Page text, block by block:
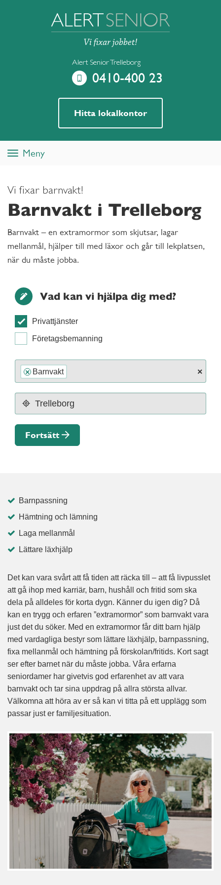
Alert Senior Trelleborg
0410-400 23
Hitta lokalkontor
ToggleMeny
Vi fixar barnvakt!
Barnvakt i Trelleborg
Barnvakt – en extramormor som skjutsar, lagar
mellanmål, hjälper till med läxor och går till lekplatsen,
när du måste jobba.
Vad kan vi hjälpa dig med?
Privattjänster
Företagsbemanning
×
× Barnvakt
Fortsätt
Barnpassning
Hämtning och lämning
Laga mellanmål
Lättare läxhjälp
Det kan vara svårt att få tiden att räcka till – att få livpusslet
att gå ihop med karriär, barn, hushåll och fritid som ska
dela på alldeles för korta dygn. Känner du igen dig? Då
kan en trygg och erfaren ”extramormor” som barnvakt vara
just det du söker. Med en extramormor får ditt barn hjälp
med vardagliga bestyr som lättare läxhjälp, barnpassning,
fixa mellanmål och hämtning på förskolan/fritids. Kort sagt
ser efter barnet när du måste jobba. Våra erfarna
seniordamer har givetvis god erfarenhet av att vara
barnvakt och tar sina uppdrag på allra största allvar.
Välkomna att höra av er så kan vi titta på ett upplägg som
passar just er familjesituation.